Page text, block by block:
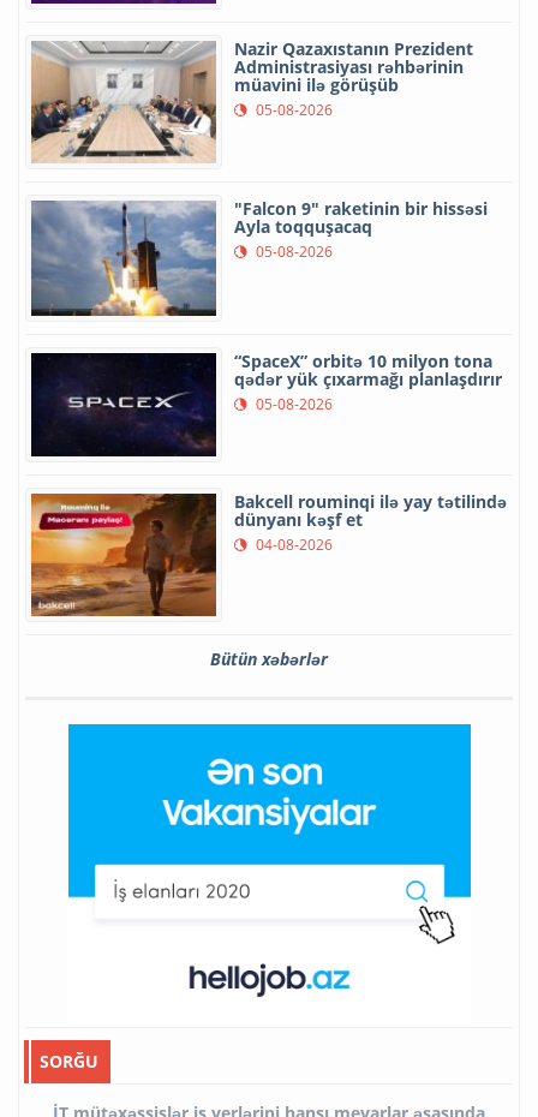
Nazir Qazaxıstanın Prezident
Administrasiyası rəhbərinin
müavini ilə görüşüb
05-08-2026
"Falcon 9" raketinin bir hissəsi
Ayla toqquşacaq
05-08-2026
“SpaceX” orbitə 10 milyon tona
qədər yük çıxarmağı planlaşdırır
05-08-2026
Bakcell rouminqi ilə yay tətilində
dünyanı kəşf et
04-08-2026
Bütün xəbərlər
SORĞU
İT mütəxəssislər iş yerlərini hansı meyarlar əsasında